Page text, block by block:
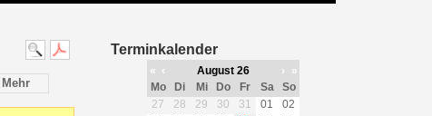
Mehr
Terminkalender
« ‹ August 26 ›
»
Mo
Di Mi Do Fr Sa
So
27
28 29 30 31 01
02